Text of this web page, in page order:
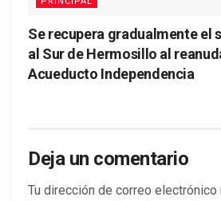
Se recupera gradualmente el
al Sur de Hermosillo al
Acueducto Independencia
Deja un comentario
Tu dirección de correo electrónico